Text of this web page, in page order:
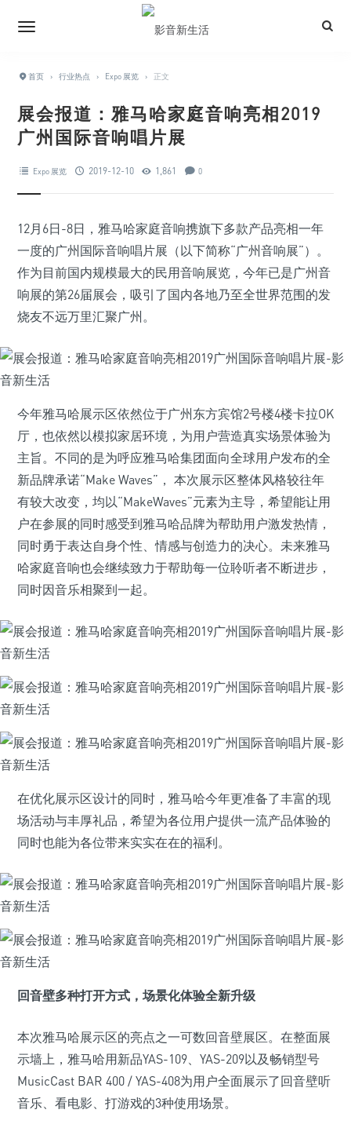
首页 › 行业热点 › Expo 展览 › 正文
展会报道：雅马哈家庭音响亮相2019
广州国际音响唱片展
Expo 展览 2019-12-10 1,861 0
12月6日-8日，雅马哈家庭音响携旗下多款产品亮相一年
一度的广州国际音响唱片展（以下简称“广州音响展”）。
作为目前国内规模最大的民用音响展览，今年已是广州音
响展的第26届展会，吸引了国内各地乃至全世界范围的发
烧友不远万里汇聚广州。
今年雅马哈展示区依然位于广州东方宾馆2号楼4楼卡拉OK
厅，也依然以模拟家居环境，为用户营造真实场景体验为
主旨。不同的是为呼应雅马哈集团面向全球用户发布的全
新品牌承诺“Make Waves”， 本次展示区整体风格较往年
有较大改变，均以“MakeWaves”元素为主导，希望能让用
户在参展的同时感受到雅马哈品牌为帮助用户激发热情，
同时勇于表达自身个性、情感与创造力的决心。未来雅马
哈家庭音响也会继续致力于帮助每一位聆听者不断进步，
同时因音乐相聚到一起。
在优化展示区设计的同时，雅马哈今年更准备了丰富的现
场活动与丰厚礼品，希望为各位用户提供一流产品体验的
同时也能为各位带来实实在在的福利。
回音壁多种打开方式，场景化体验全新升级
本次雅马哈展示区的亮点之一可数回音壁展区。在整面展
示墙上，雅马哈用新品YAS-109、YAS-209以及畅销型号
MusicCast BAR 400 / YAS-408为用户全面展示了回音壁听
音乐、看电影、打游戏的3种使用场景。